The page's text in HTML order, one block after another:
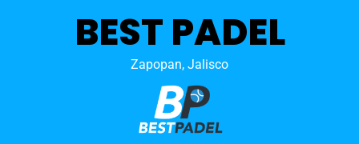
BEST PADEL
Zapopan, Jalisco